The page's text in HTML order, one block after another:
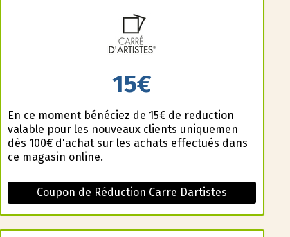
15€
En ce moment bénéficiez de 15€ de reduction
valable pour les nouveaux clients uniquemen
dès 100€ d'achat sur les achats effectués dans
ce magasin online.
Coupon de Réduction Carre Dartistes